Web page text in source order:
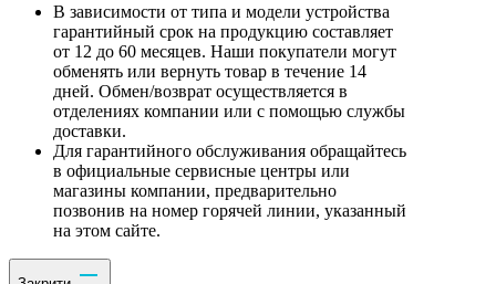
В зависимости от типа и модели устройства
гарантийный срок на продукцию составляет
от 12 до 60 месяцев. Наши покупатели могут
обменять или вернуть товар в течение 14
дней. Обмен/возврат осуществляется в
отделениях компании или с помощью службы
доставки.
Для гарантийного обслуживания обращайтесь
в официальные сервисные центры или
магазины компании, предварительно
позвонив на номер горячей линии, указанный
на этом сайте.